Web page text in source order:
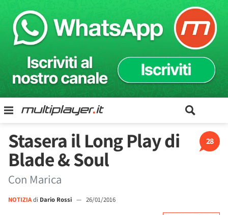
28
Stasera il Long Play di
Blade & Soul
Con Marica
NOTIZIAdi Dario Rossi — 26/01/2016